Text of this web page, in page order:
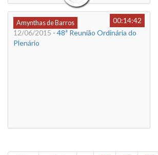
Amynthas de Barros
00:14:42
12/06/2015 - 48ª Reunião Ordinária do
Plenário